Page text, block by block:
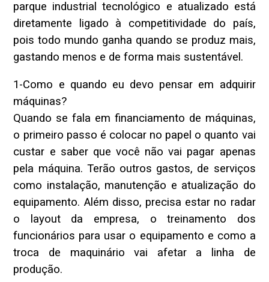
parque industrial tecnológico e atualizado está
diretamente ligado à competitividade do país,
pois todo mundo ganha quando se produz mais,
gastando menos e de forma mais sustentável.
1-Como e quando eu devo pensar em adquirir
máquinas?
Quando se fala em financiamento de máquinas,
o primeiro passo é colocar no papel o quanto vai
custar e saber que você não vai pagar apenas
pela máquina. Terão outros gastos, de serviços
como instalação, manutenção e atualização do
equipamento. Além disso, precisa estar no radar
o layout da empresa, o treinamento dos
funcionários para usar o equipamento e como a
troca de maquinário vai afetar a linha de
produção.